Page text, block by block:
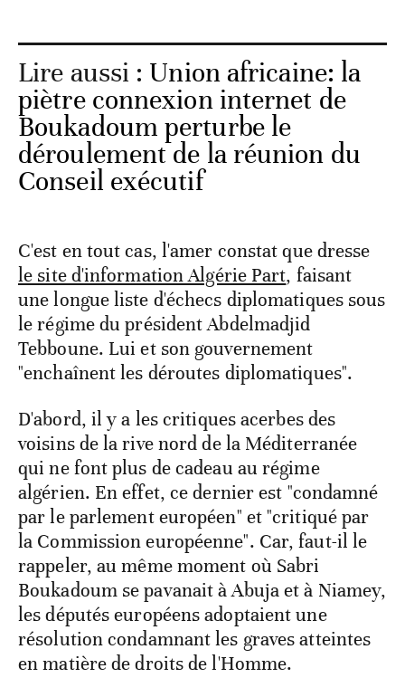
Lire aussi : Union africaine: la
piètre connexion internet de
Boukadoum perturbe le
déroulement de la réunion du
Conseil exécutif
C'est en tout cas, l'amer constat que dresse
le site d'information Algérie Part, faisant
une longue liste d'échecs diplomatiques sous
le régime du président Abdelmadjid
Tebboune. Lui et son gouvernement
"enchaînent les déroutes diplomatiques".
D'abord, il y a les critiques acerbes des
voisins de la rive nord de la Méditerranée
qui ne font plus de cadeau au régime
algérien. En effet, ce dernier est "condamné
par le parlement européen" et "critiqué par
la Commission européenne". Car, faut-il le
rappeler, au même moment où Sabri
Boukadoum se pavanait à Abuja et à Niamey,
les députés européens adoptaient une
résolution condamnant les graves atteintes
en matière de droits de l'Homme.